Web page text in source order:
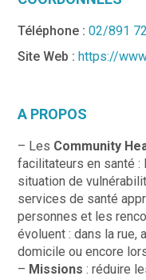
Téléphone :02/891
Site Web : https://
A PROPOS
– Les Community
facilitateurs en santé
situation de
services de santé
personnes et les
évoluent : dans la rue,
domicile ou encore
– Missions : réduire